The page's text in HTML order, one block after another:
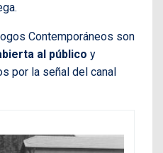
Contemporáneos son
al público y
por la señal del canal